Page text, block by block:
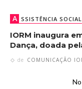
A SSISTÊNCIA SOCIAL
IORM inaugura
Dança, doada
de COMUNICAÇÃO